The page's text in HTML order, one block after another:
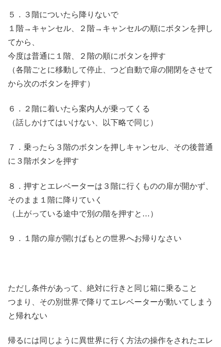
５．３階についたら降りないで
１階→キャンセル、２階→キャンセルの順にボタンを押し
てから、
今度は普通に１階、２階の順にボタンを押す
（各階ごとに移動して停止、つど自動で扉の開閉をさせて
から次のボタンを押す）
６．２階に着いたら案内人が乗ってくる
（話しかけてはいけない、以下略で同じ）
７．乗ったら３階のボタンを押しキャンセル、その後普通
に３階ボタンを押す
８．押すとエレベーターは３階に行くものの扉が開かず、
そのまま１階に降りていく
（上がっている途中で別の階を押すと…）
９．１階の扉が開けばもとの世界へお帰りなさい
ただし条件があって、絶対に行きと同じ箱に乗ること
つまり、その別世界で降りてエレベーターが動いてしまう
と帰れない
帰るには同じように異世界に行く方法の操作をされたエレ